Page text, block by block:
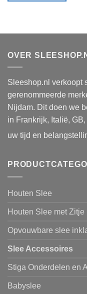
OVER
Sleeshop.nl verkoopt
gerenommeerde
Nijdam. Dit doen we
in Frankrijk, Italië,
uw tijd en
Houten Slee
Houten Slee met Zitje
Opvouwbare slee
Slee Accessoires
Stiga Onderdelen en
Babyslee